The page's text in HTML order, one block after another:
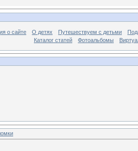
о сайте О детях Путешествуем с детьми
Каталог статей
Фотоальбомы